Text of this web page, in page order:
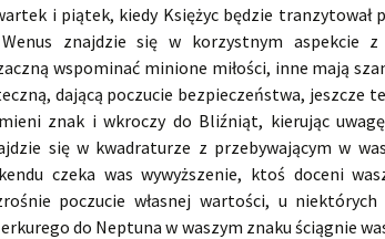
i piątek, kiedy Księżyc będzie tranzytował
znajdzie się w korzystnym aspekcie z
wspominać minione miłości, inne mają
dającą poczucie bezpieczeństwa, jeszcze
znak i wkroczy do Bliźniąt, kierując
się w kwadraturze z przebywającym w
czeka was wywyższenie, ktoś doceni
poczucie własnej wartości, u
do Neptuna w waszym znaku ściągnie